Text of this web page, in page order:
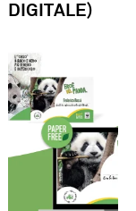
DIGITALE)